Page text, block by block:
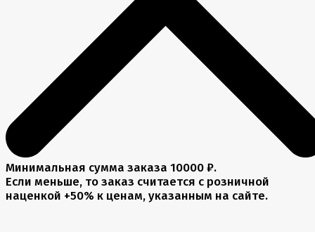
Минимальная сумма заказа 10000 ₽.
Если меньше, то заказ считается с розничной
наценкой +50% к ценам, указанным на сайте.